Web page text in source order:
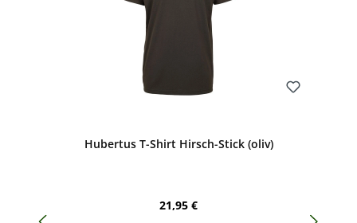
Hubertus T-Shirt Hirsch-Stick (oliv)
Regulärer Preis:
21,95 €